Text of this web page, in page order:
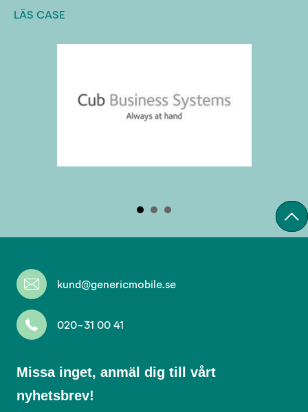
LÄS CASE
kund@genericmobile.se
020-31 00 41
Missa
anmäl
Missa inget, anmäl dig till vårt
nyhetsbrev!